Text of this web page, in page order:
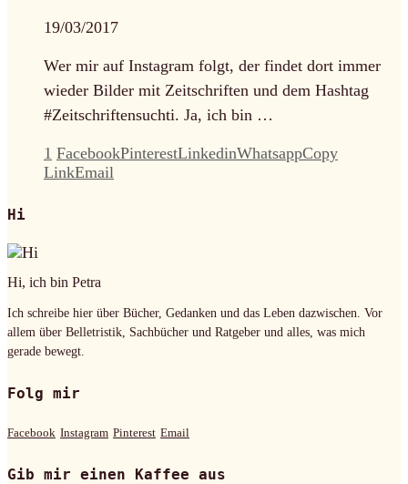
19/03/2017
Wer mir auf Instagram folgt, der findet dort immer
wieder Bilder mit Zeitschriften und dem Hashtag
#Zeitschriftensuchti. Ja, ich bin …
1 FacebookPinterestLinkedinWhatsappCopy
LinkEmail
Hi
Hi, ich bin Petra
Ich schreibe hier über Bücher, Gedanken und das Leben dazwischen. Vor
allem über Belletristik, Sachbücher und Ratgeber und alles, was mich
gerade bewegt.
Folg mir
Facebook Instagram Pinterest Email
Gib mir einen Kaffee aus